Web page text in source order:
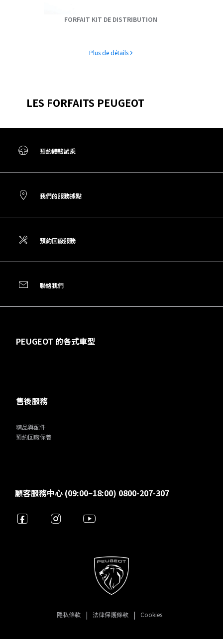
FORFAIT KIT DE DISTRIBUTION
Plus de détails
LES FORFAITS PEUGEOT
預約體驗試乘
我們的服務據點
預約回廠服務
聯絡我們
PEUGEOT 的各式車型
售後服務
精品與配件
預約回廠保養
顧客服務中心 (09:00~18:00) 0800-207-307
隱私條款 法律保護條款 Cookies